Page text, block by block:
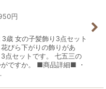
円
歳 女の子髪飾り3点セット
びら下がりの飾りがあ
点セットです。 七五三の
ですか。 ■商品詳細■ ・